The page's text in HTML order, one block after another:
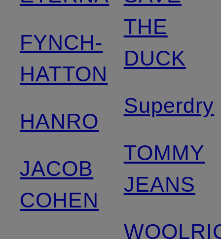
FYNCH-
HATTON
HANRO
JACOB
COHEN
THE
DUCK
Superdry
TOMMY
JEANS